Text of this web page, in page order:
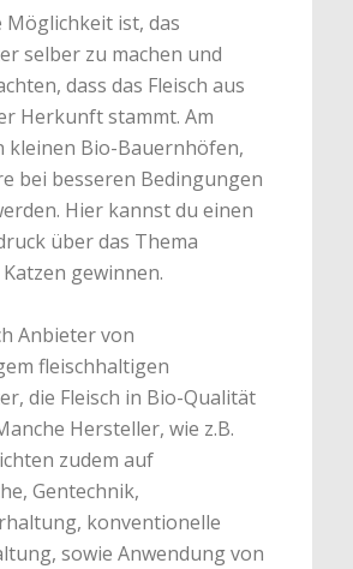
Möglichkeit ist, das
selber zu machen und
dass das Fleisch aus
Herkunft stammt. Am
kleinen Bio-Bauernhöfen,
bei besseren Bedingungen
Hier kannst du einen
über das Thema
gewinnen.
Anbieter von
fleischhaltigen
die Fleisch in Bio-Qualität
Hersteller, wie z.B.
zudem auf
Gentechnik,
konventionelle
sowie Anwendung von